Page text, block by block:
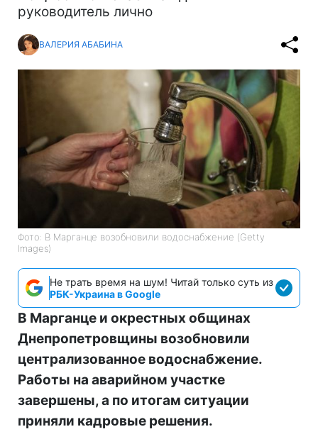
руководитель лично
ВАЛЕРИЯ АБАБИНА
Фото: В Марганце возобновили водоснабжение (Getty
Images)
Не трать время на шум! Читай только суть из
РБК-Украина в Google
В Марганце и окрестных общинах
Днепропетровщины возобновили
централизованное водоснабжение.
Работы на аварийном участке
завершены, а по итогам ситуации
приняли кадровые решения.